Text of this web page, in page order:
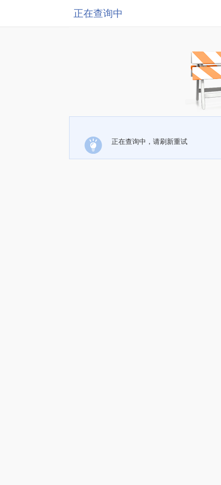
正在查询中
正在查询中，请刷新重试